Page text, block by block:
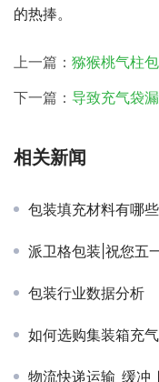
的热捧。
上一篇： 猕猴桃气柱
下一篇： 导致充气袋
相关新闻
包装填充材料有哪些
派卫格包装|祝您五
包装行业数据分析
如何选购集装箱充
物流快递运输_缓冲